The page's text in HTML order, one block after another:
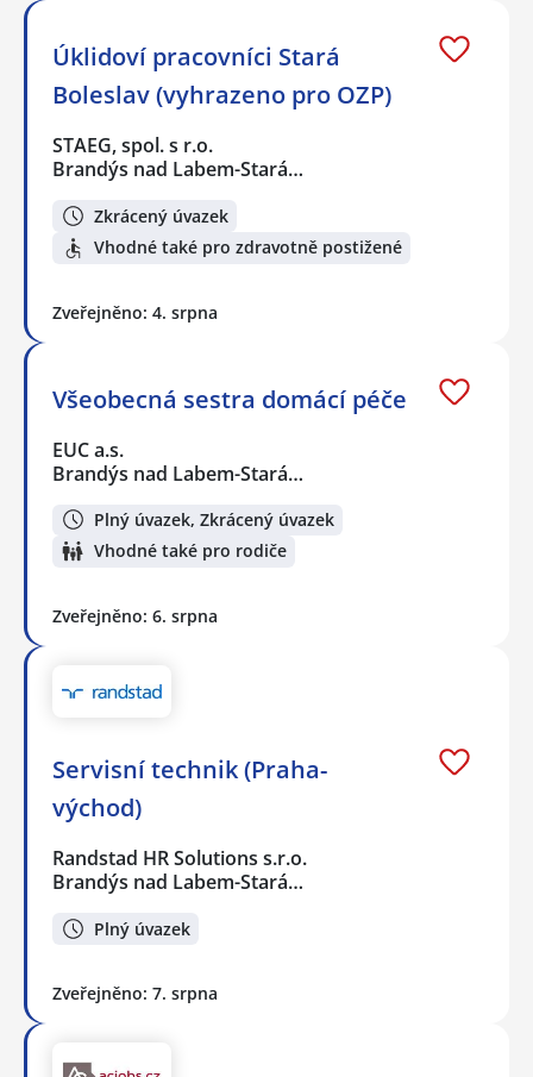
Úklidoví pracovníci Stará
Boleslav (vyhrazeno pro OZP)
STAEG, spol. s r.o.
Brandýs nad Labem-Stará…
Zkrácený úvazek
Vhodné také pro zdravotně postižené
Zveřejněno: 4. srpna
Všeobecná sestra domácí péče
EUC a.s.
Brandýs nad Labem-Stará…
Plný úvazek, Zkrácený úvazek
Vhodné také pro rodiče
Zveřejněno: 6. srpna
Servisní technik (Praha-
východ)
Randstad HR Solutions s.r.o.
Brandýs nad Labem-Stará…
Plný úvazek
Zveřejněno: 7. srpna